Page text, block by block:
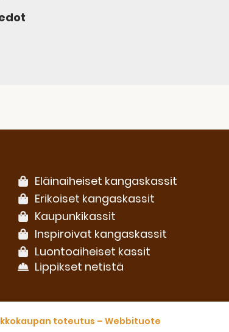
Eläinaiheiset kangaskassit
Erikoiset kangaskassit
Kaupunkikassit
Inspiroivat kangaskassit
Luontoaiheiset kassit
Lippikset netistä
toteutus – Webbituote